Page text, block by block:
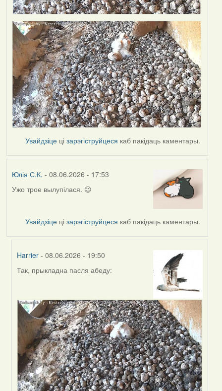
Увайдзіце цізарэгіструйцеся каб пакідаць каментары.
Юлія С.К. - 08.06.2026 - 17:53
Ужо трое вылупілася. 😉
Увайдзіце цізарэгіструйцеся каб пакідаць каментары.
Harrier - 08.06.2026 - 19:50
In
by
Юлія
С.К.
Так, прыкладна пасля абеду: